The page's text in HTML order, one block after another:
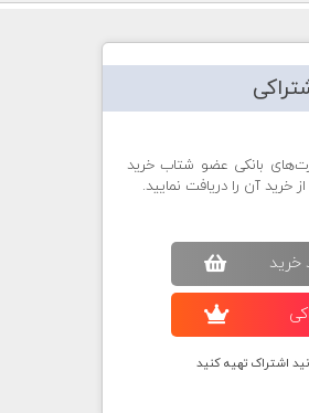
بانکی عضو شتاب خرید
خرید آن را دریافت نمایید.
خريد
اشتراک تهیه کنید